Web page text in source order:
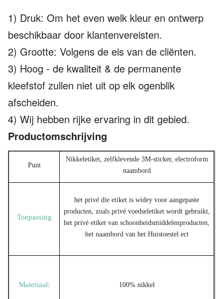
1) Druk: Om het even welk kleur en ontwerp
beschikbaar door klantenvereisten.
2) Grootte: Volgens de eis van de cliënten.
3) Hoog - de kwaliteit & de permanente
kleefstof zullen niet uit op elk ogenblik
afscheiden.
4) Wij hebben rijke ervaring in dit gebied.
Productomschrijving
Punt
Nikkeletiket, zelfklevende 3M-sticker, electroform
naambord
Toepassing
het privé die etiket is widey voor aangepaste
producten, zoals privé voedseletiket wordt gebruikt,
het privé etiket van schoonheidsmiddelenproducten,
het naambord van het Huistoestel ect
Materiaal: 100% nikkel